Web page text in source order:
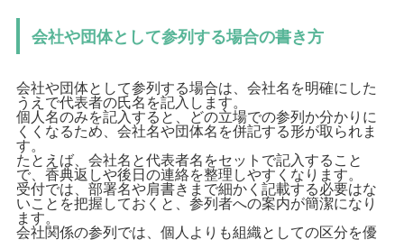
会社や団体として参列する場合の書き方
会社や団体として参列する場合は、会社名を明確にした
うえで代表者の氏名を記入します。
個人名のみを記入すると、どの立場での参列か分かりに
くくなるため、会社名や団体名を併記する形が取られま
す。
たとえば、会社名と代表者名をセットで記入すること
で、香典返しや後日の連絡を整理しやすくなります。
受付では、部署名や肩書きまで細かく記載する必要はな
いことを把握しておくと、参列者への案内が簡潔になり
ます。
会社関係の参列では、個人よりも組織としての区分を優